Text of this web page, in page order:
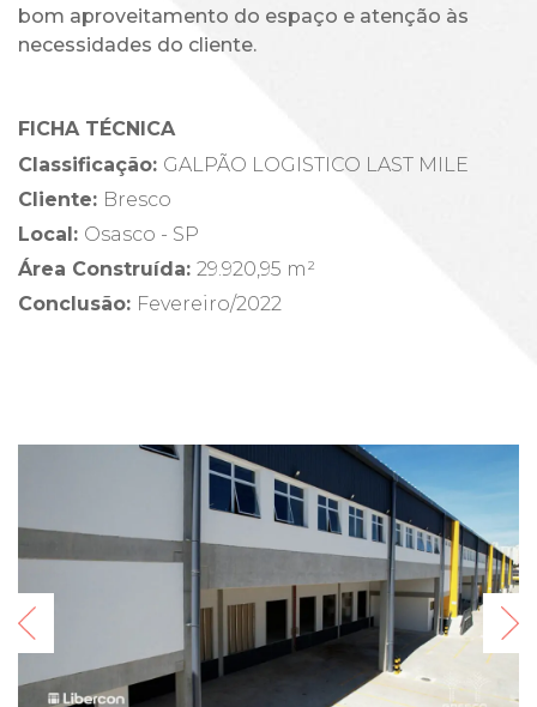
bom aproveitamento do espaço e atenção às
necessidades do cliente.
FICHA TÉCNICA
Classificação: GALPÃO LOGISTICO LAST MILE
Cliente: Bresco
Local: Osasco - SP
Área Construída: 29.920,95 m²
Conclusão: Fevereiro/2022